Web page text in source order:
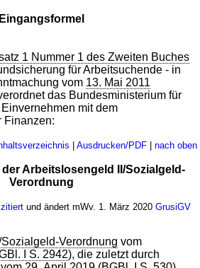
Eingangsformel
1 Nummer 1 des Zweiten Buches
für Arbeitsuchende - in
vom 13. Mai 2011
das Bundesministerium für
mit dem
Finanzen:
| Ausdrucken/PDF| nach oben
Arbeitslosengeld II/Sozialgeld-
Verordnung
und ändert mWv. 1. März 2020GrusiGV
Verordnung vom
I S. 2942), die zuletzt durch